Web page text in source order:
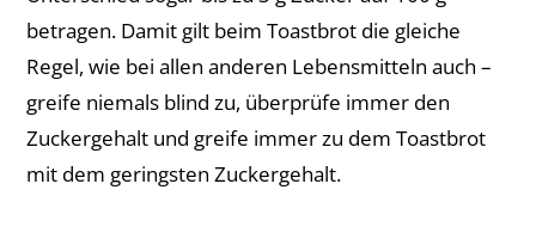
betragen. Damit gilt beim Toastbrot die gleiche
Regel, wie bei allen anderen Lebensmitteln auch –
greife niemals blind zu, überprüfe immer den
Zuckergehalt und greife immer zu dem Toastbrot
mit dem geringsten Zuckergehalt.